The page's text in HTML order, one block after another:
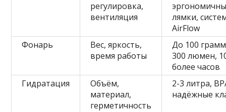
регулировка,
вентиляция
лямки,
AirFlow
Фонарь
Вес, яркость,
время работы
До 100
300 люмен,
более часов
Гидратация
Объём,
материал,
герметичность
2-3 литра,
надёжные